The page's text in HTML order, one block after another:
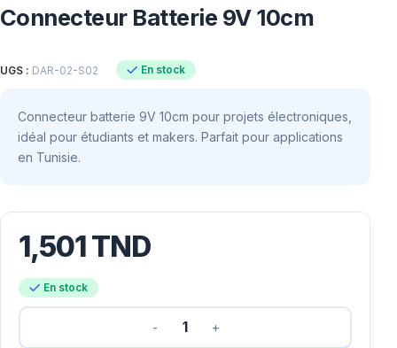
Connecteur Batterie 9V 10cm
UGS : DAR-02-S02 En stock
Connecteur batterie 9V 10cm pour projets électroniques,
idéal pour étudiants et makers. Parfait pour applications
en Tunisie.
1,501TND
En stock